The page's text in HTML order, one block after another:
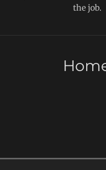
the job.